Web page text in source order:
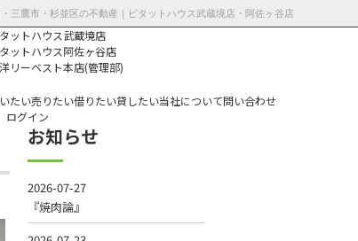
三鷹市・杉並区の不動産｜ピタットハウス武蔵境店・阿佐ヶ谷店
ットハウス武蔵境店
ットハウス阿佐ヶ谷店
リーベスト本店(管理部)
たい売りたい借りたい貸したい当社について
護方
問い合わせ
ログイン
お知らせ